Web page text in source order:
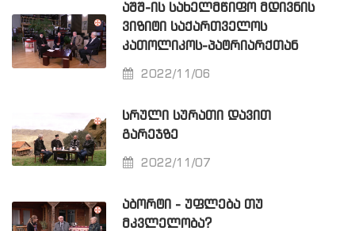
ᲐᲨᲨ-ᲘᲡ ᲡᲐᲮᲔᲚᲛᲬᲘᲤᲝ ᲛᲓᲘᲕᲜᲘᲡ
ᲕᲘᲖᲘᲢᲘ ᲡᲐᲥᲐᲠᲗᲕᲔᲚᲝᲡ
ᲙᲐᲗᲝᲚᲘᲙᲝᲡ-ᲞᲐᲢᲠᲘᲐᲠᲥᲗᲐᲜ
2022/11/06
ᲡᲠᲣᲚᲘ ᲡᲣᲠᲐᲗᲘ ᲓᲐᲕᲘᲗ
ᲒᲐᲠᲔᲯᲖᲔ
2022/11/07
ᲐᲑᲝᲠᲢᲘ - ᲣᲤᲚᲔᲑᲐ ᲗᲣ
ᲛᲙᲕᲚᲔᲚᲝᲑᲐ?